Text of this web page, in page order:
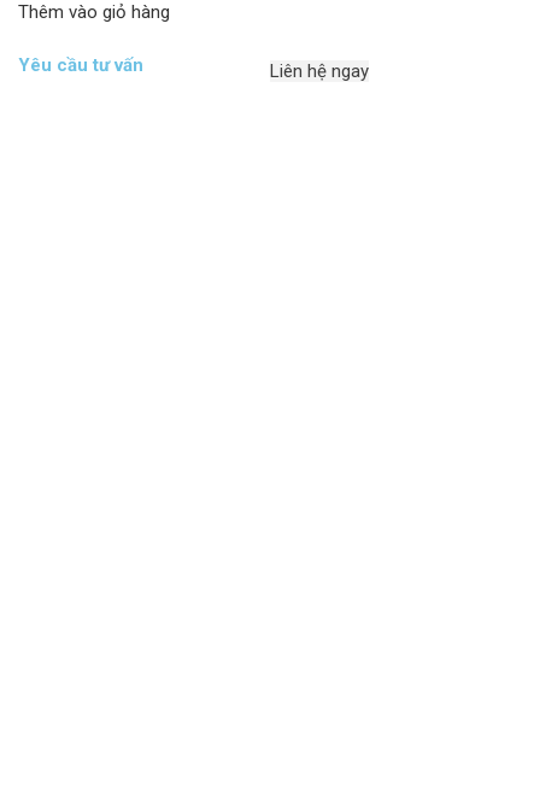
Thêm vào giỏ hàng
Yêu cầu tư vấn Liên hệ ngay